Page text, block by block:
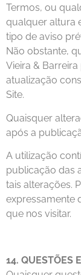
Termos, ou
qualquer altura
tipo de aviso
Não obstante,
Vieira &
atualização
Site.
Quaisquer
após a
A utilização
publicação das
tais alterações.
expressamente
que nos visitar.
14. QUESTÕES